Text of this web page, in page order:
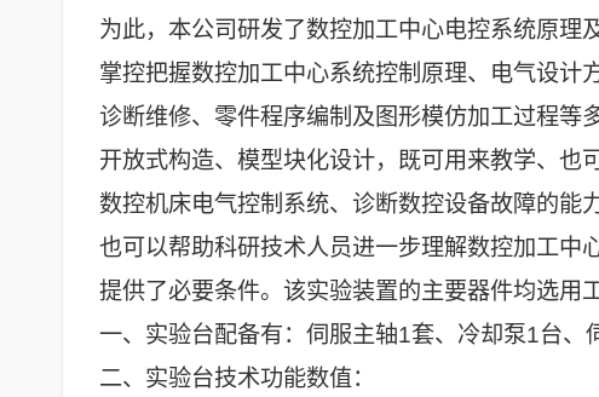
为此，本公司研发了数控加工中心电控系统原理
掌控把握数控加工中心系统控制原理、电气设计
诊断维修、零件程序编制及图形模仿加工过程等
开放式构造、模型块化设计，既可用来教学、也
数控机床电气控制系统、诊断数控设备故障的能
也可以帮助科研技术人员进一步理解数控加工中
提供了必要条件。该实验装置的主要器件均选用
一、实验台配备有：伺服主轴1套、冷却泵1台、
二、实验台技术功能数值：